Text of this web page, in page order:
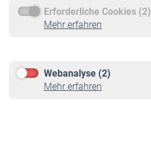
Erforderliche Cookies (2)
Mehr erfahren
Webanalyse (2)
Mehr erfahren
Service
Informationen
Online-Rechner
VBLnewsletter